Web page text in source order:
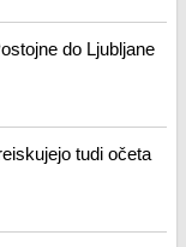
do Ljubljane
tudi očeta